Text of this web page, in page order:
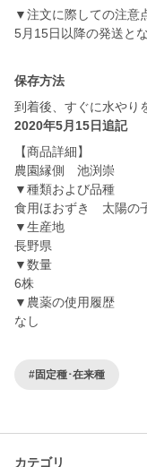
▼注文に際しての注意
5月15日以降の発送とな
保存方法
到着後、すぐに水やり
2020年5月15日追記
【商品詳細】
農園縁側 池渕崇
▼種類および品種
食用ほおずき 太陽の
▼生産地
長野県
▼数量
6株
▼農薬の使用履歴
なし
#固定種･在来種
カテゴリ